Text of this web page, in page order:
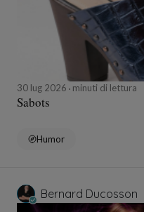
30 lug 2026 minuti di lettura
Sabots
Humor
Bernard Ducosson